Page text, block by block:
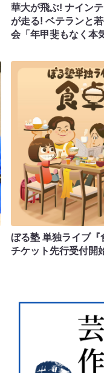
華大が飛ぶ! ナイン
が走る! ベテランと
会「年甲斐もなく本
ぼる塾 単独ライブ
チケット先行受付開